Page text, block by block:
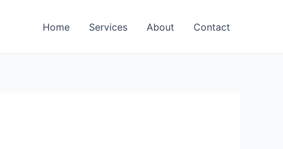
Home Services About Contact